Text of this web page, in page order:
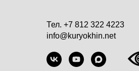
Тел. +7 812 322 4223
info@kuryokhin.net